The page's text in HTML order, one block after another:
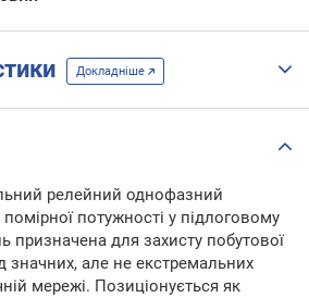
Докладніше
релейний однофазний
помірної потужності у підлоговому
призначена для захисту побутової
значних, але не екстремальних
мережі. Позиціонується як